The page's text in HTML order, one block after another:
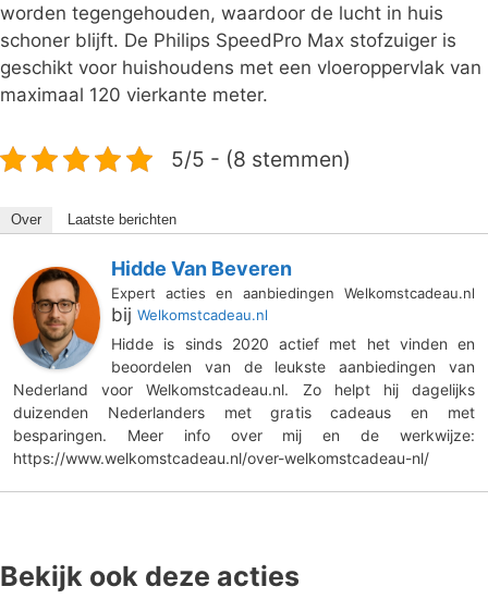
worden tegengehouden, waardoor de lucht in huis
schoner blijft. De Philips SpeedPro Max stofzuiger is
geschikt voor huishoudens met een vloeroppervlak van
maximaal 120 vierkante meter.
5/5 - (8 stemmen)
Over Laatste berichten
Hidde Van Beveren
Expert acties en aanbiedingen Welkomstcadeau.nl
bij Welkomstcadeau.nl
Hidde is sinds 2020 actief met het vinden en
beoordelen van de leukste aanbiedingen van
Nederland voor Welkomstcadeau.nl. Zo helpt hij dagelijks
duizenden Nederlanders met gratis cadeaus en met
besparingen. Meer info over mij en de werkwijze:
https://www.welkomstcadeau.nl/over-welkomstcadeau-nl/
Bekijk ook deze acties